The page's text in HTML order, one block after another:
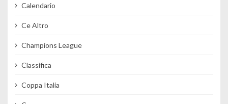
Calendario
Ce Altro
Champions League
Classifica
Coppa Italia